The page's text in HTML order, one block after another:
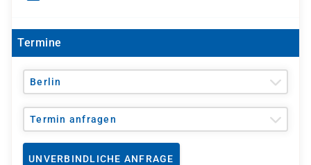
Termine
Berlin
Termin anfragen
UNVERBINDLICHE ANFRAGE